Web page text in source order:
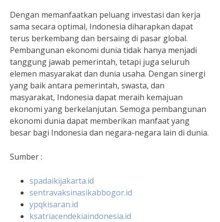
Dengan memanfaatkan peluang investasi dan kerja
sama secara optimal, Indonesia diharapkan dapat
terus berkembang dan bersaing di pasar global.
Pembangunan ekonomi dunia tidak hanya menjadi
tanggung jawab pemerintah, tetapi juga seluruh
elemen masyarakat dan dunia usaha. Dengan sinergi
yang baik antara pemerintah, swasta, dan
masyarakat, Indonesia dapat meraih kemajuan
ekonomi yang berkelanjutan. Semoga pembangunan
ekonomi dunia dapat memberikan manfaat yang
besar bagi Indonesia dan negara-negara lain di dunia.
Sumber :
spadaikijakarta.id
sentravaksinasikabbogor.id
ypqkisaran.id
ksatriacendekiaindonesia.id